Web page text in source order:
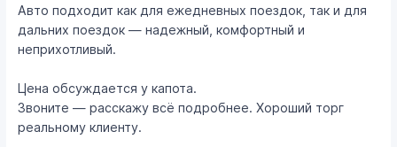
Авто подходит как для ежедневных поездок, так и для
дальних поездок — надежный, комфортный и
неприхотливый.
Цена обсуждается у капота.
Звоните — расскажу всё подробнее. Хороший торг
реальному клиенту.